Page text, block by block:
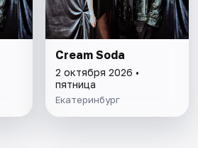
Cream Soda
2 октября 2026 •
пятница
Екатеринбург